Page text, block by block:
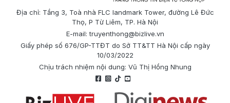
Địa chỉ: Tầng 3, Toà nhà FLC landmark Tower, đường Lê Đức
Thọ, P Từ Liêm, TP. Hà Nội
E-mail:truyenthong@bizlive.vn
Giấy phép số 676/GP-TTĐT do Sở TT&TT Hà Nội cấp ngày
10/03/2022
Chịu trách nhiệm nội dung: Vũ Thị Hồng Nhung